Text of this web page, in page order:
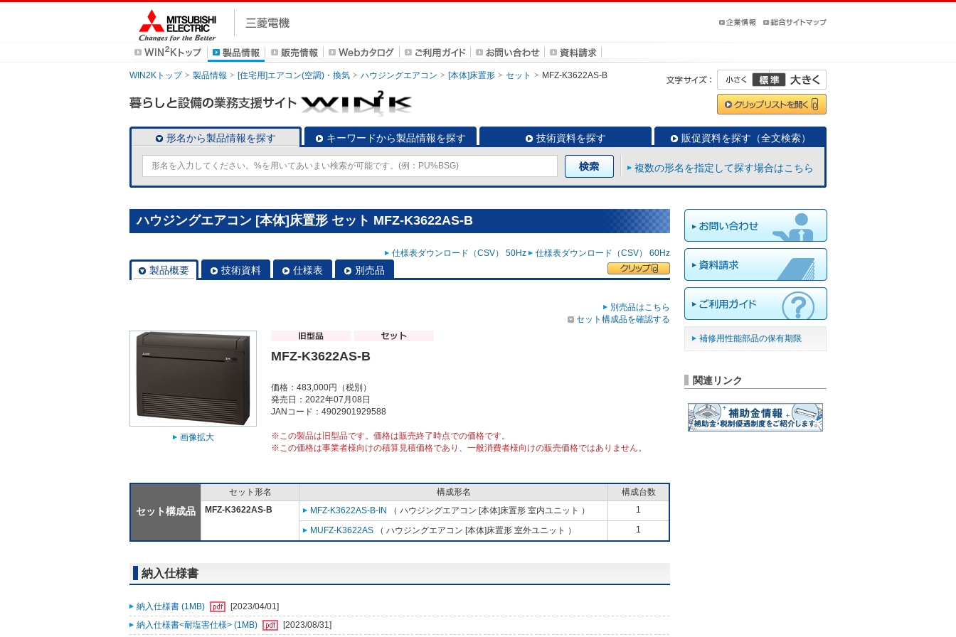
WIN2Kトップ 製品情報 [住宅用]エアコン(空調)・換気 ハウジングエアコン [本体]床置形 セット MFZ-K3622AS-B
形名から製品情報を探す キーワードから製品情報を探す 技術資料を探す 販促資料を探す（全文検索）
複数の形名を指定して探す場合はこちら
ハウジングエアコン [本体]床置形 セット MFZ-K3622AS-B
仕様表ダウンロード（CSV） 50Hz 仕様表ダウンロード（CSV） 60Hz
製品概要 技術資料 仕様表 別売品
別売品はこちら
セット構成品を確認する
画像拡大
MFZ-K3622AS-B
価格：483,000円（税別）
発売日：2022年07月08日
JANコード：4902901929588
※この製品は旧型品です。価格は販売終了時点での価格です。
※この価格は事業者様向けの積算見積価格であり、一般消費者様向けの販売価格ではありません。
セット構成品
セット形名 構成形名
構成台数
MFZ-K3622AS-B
MFZ-K3622AS-B-IN （ ハウジングエアコン [本体]床置形 室内ユニット ） 1
MUFZ-K3622AS （ ハウジングエアコン [本体]床置形 室外ユニット ） 1
納入仕様書
納入仕様書 (1MB)
[2023/04/01]
納入仕様書<耐塩害仕様> (1MB)
[2023/08/31]
補修用性能部品の保有期限
関連リンク